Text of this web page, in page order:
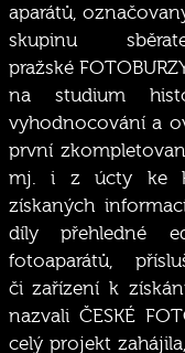
aparátů,
skupinu
pražské
na studium
vyhodnocování a
první
mj. i z úcty ke
získaných
díly přehledné
fotoaparátů,
či zařízení k
nazvali ČESKÉ
celý projekt